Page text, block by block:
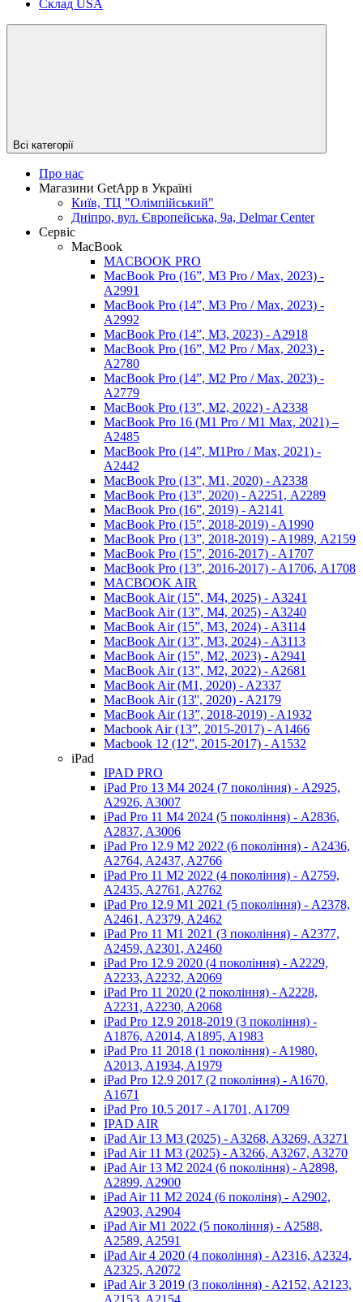
Склад USA
Всі категорії
Про нас
Магазини GetApp в Україні
Київ, ТЦ "Олімпійський"
Дніпро, вул. Європейська, 9а, Delmar Center
Сервіс
MacBook
MACBOOK PRO
MacBook Pro (16”, M3 Pro / Max, 2023) -
A2991
MacBook Pro (14”, M3 Pro / Max, 2023) -
A2992
MacBook Pro (14”, M3, 2023) - A2918
MacBook Pro (16”, M2 Pro / Max, 2023) -
A2780
MacBook Pro (14”, M2 Pro / Max, 2023) -
A2779
MacBook Pro (13”, M2, 2022) - A2338
MacBook Pro 16 (M1 Pro / M1 Max, 2021) –
A2485
MacBook Pro (14”, M1Pro / Max, 2021) -
A2442
MacBook Pro (13”, M1, 2020) - A2338
MacBook Pro (13”, 2020) - A2251, А2289
MacBook Pro (16”, 2019) - A2141
MacBook Pro (15”, 2018-2019) - A1990
MacBook Pro (13”, 2018-2019) - A1989, А2159
MacBook Pro (15”, 2016-2017) - A1707
MacBook Pro (13”, 2016-2017) - A1706, А1708
MACBOOK AIR
MacBook Air (15”, М4, 2025) - А3241
MacBook Air (13”, М4, 2025) - A3240
MacBook Air (15”, M3, 2024) - A3114
MacBook Air (13”, M3, 2024) - A3113
MacBook Air (15”, M2, 2023) - A2941
MacBook Air (13”, M2, 2022) - A2681
MacBook Air (M1, 2020) - A2337
MacBook Air (13'', 2020) - A2179
MacBook Air (13”, 2018-2019) - A1932
Macbook Air (13”, 2015-2017) - A1466
Macbook 12 (12”, 2015-2017) - A1532
iPad
IPAD PRO
iPad Pro 13 М4 2024 (7 покоління) - A2925,
A2926, A3007
iPad Pro 11 М4 2024 (5 покоління) - A2836,
A2837, A3006
iPad Pro 12.9 М2 2022 (6 покоління) - A2436,
A2764, A2437, A2766
iPad Pro 11 М2 2022 (4 покоління) - A2759,
A2435, A2761, A2762
iPad Pro 12.9 М1 2021 (5 покоління) - A2378,
A2461, A2379, A2462
iPad Pro 11 М1 2021 (3 покоління) - A2377,
A2459, A2301, A2460
iPad Pro 12.9 2020 (4 покоління) - A2229,
A2233, A2232, A2069
iPad Pro 11 2020 (2 покоління) - A2228,
A2231, A2230, A2068
iPad Pro 12.9 2018-2019 (3 покоління) -
A1876, A2014, A1895, A1983
iPad Pro 11 2018 (1 покоління) - A1980,
A2013, A1934, A1979
iPad Pro 12.9 2017 (2 покоління) - A1670,
A1671
iPad Pro 10.5 2017 - A1701, A1709
IPAD AIR
iPad Air 13 M3 (2025) - A3268, A3269, A3271
iPad Air 11 M3 (2025) - A3266, A3267, A3270
iPad Air 13 M2 2024 (6 покоління) - A2898,
A2899, A2900
iPad Air 11 М2 2024 (6 поколіня) - A2902,
A2903, A2904
iPad Air М1 2022 (5 покоління) - A2588,
A2589, A2591
iPad Air 4 2020 (4 покоління) - A2316, A2324,
A2325, A2072
iPad Air 3 2019 (3 покоління) - A2152, A2123,
A2153, A2154